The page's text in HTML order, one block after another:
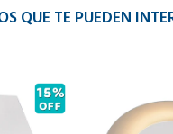
QUE TE PUEDEN